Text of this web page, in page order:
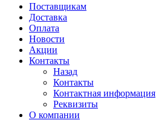
Поставщикам
Доставка
Оплата
Новости
Акции
Контакты
Назад
Контакты
Контактная информация
Реквизиты
О компании